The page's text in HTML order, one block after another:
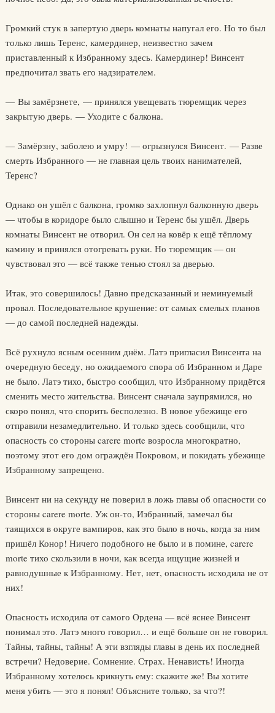
Громкий стук в запертую дверь комнаты напугал его. Но то был
только лишь Теренс, камердинер, неизвестно зачем
приставленный к Избранному здесь. Камердинер! Винсент
предпочитал звать его надзирателем.
— Вы замёрзнете, — принялся увещевать тюремщик через
закрытую дверь. — Уходите с балкона.
— Замёрзну, заболею и умру! — огрызнулся Винсент. — Разве
смерть Избранного — не главная цель твоих нанимателей,
Теренс?
Однако он ушёл с балкона, громко захлопнул балконную дверь
— чтобы в коридоре было слышно и Теренс бы ушёл. Дверь
комнаты Винсент не отворил. Он сел на ковёр к ещё тёплому
камину и принялся отогревать руки. Но тюремщик — он
чувствовал это — всё также тенью стоял за дверью.
Итак, это совершилось! Давно предсказанный и неминуемый
провал. Последовательное крушение: от самых смелых планов
— до самой последней надежды.
Всё рухнуло ясным осенним днём. Латэ пригласил Винсента на
очередную беседу, но ожидаемого спора об Избранном и Даре
не было. Латэ тихо, быстро сообщил, что Избранному придётся
сменить место жительства. Винсент сначала заупрямился, но
скоро понял, что спорить бесполезно. В новое убежище его
отправили незамедлительно. И только здесь сообщили, что
опасность со стороны carere morte возросла многократно,
поэтому этот его дом ограждён Покровом, и покидать убежище
Избранному запрещено.
Винсент ни на секунду не поверил в ложь главы об опасности со
стороны carere morte. Уж он-то, Избранный, замечал бы
таящихся в округе вампиров, как это было в ночь, когда за ним
пришёл Конор! Ничего подобного не было и в помине, carere
morte тихо скользили в ночи, как всегда ищущие жизней и
равнодушные к Избранному. Нет, нет, опасность исходила не от
них!
Опасность исходила от самого Ордена — всё яснее Винсент
понимал это. Латэ много говорил… и ещё больше он не говорил.
Тайны, тайны, тайны! А эти взгляды главы в день их последней
встречи? Недоверие. Сомнение. Страх. Ненависть! Иногда
Избранному хотелось крикнуть ему: скажите же! Вы хотите
меня убить — это я понял! Объясните только, за что?!